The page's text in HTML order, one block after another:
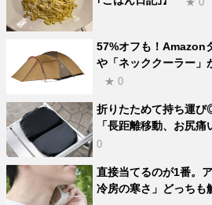
57%オフも！Amazon
や「ネッククーラー」
★ 0
折りたためて持ち運
「長距離移動、お尻
0
直接当てるのが1番。
冷房の寒さ」どっちも